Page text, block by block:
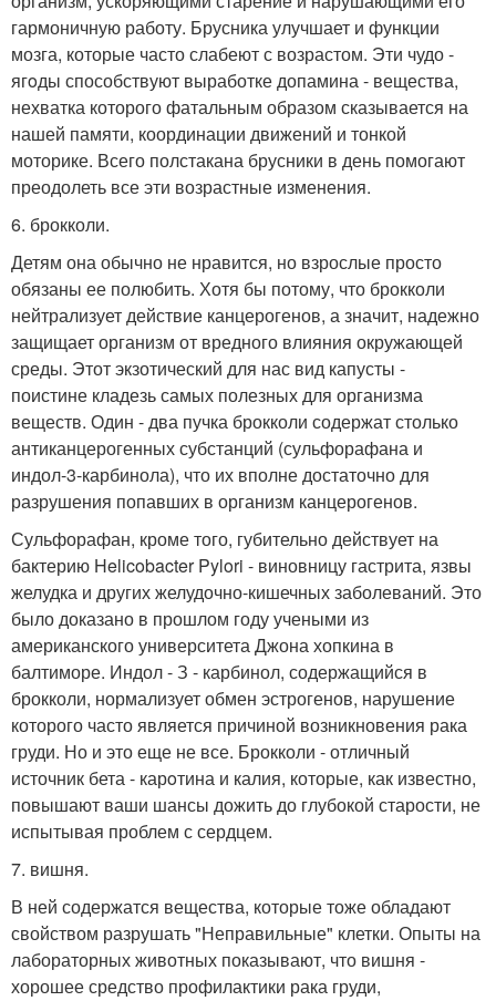
гармоничную работу. Брусника улучшает и функции
мозга, которые часто слабеют с возрастом. Эти чудо -
ягoды способствуют выработке допамина - вещества,
нехватка которого фатальным образом сказывается на
нашей памяти, координации движений и тонкой
моторике. Всего полстакана брусники в день помогают
преодолеть все эти возрастные изменения.
6. брокколи.
Детям она обычно не нравится, но взрослые просто
обязаны ее полюбить. Хотя бы потому, что брокколи
нейтрализует действие канцерогенов, а значит, надежно
защищает организм от вредного влияния окружающей
среды. Этот экзотический для нас вид капусты -
поистине кладезь самых полезных для организма
веществ. Один - два пучка брокколи содержат столько
антиканцерогенных субстанций (сульфорафана и
индол-3-карбинола), что их вполне достаточно для
разрушения попавших в организм канцерогенов.
Сульфорафан, кроме того, губительно действует на
бактерию Helicobacter Pylori - виновницу гастрита, язвы
желудка и других желудочно-кишечных заболеваний. Это
было доказано в прошлом году учеными из
американского университета Джона хопкина в
балтиморе. Индол - З - карбинол, содержащийся в
брокколи, нормализует обмен эстрогенов, нарушение
которого часто является причиной возникновения рака
груди. Но и это еще не все. Брокколи - отличный
источник бета - карoтина и калия, которые, как известно,
повышают ваши шансы дожить до глубокой старости, не
испытывая проблем с сердцем.
7. вишня.
В ней содержатся вещества, которые тоже обладают
свойством разрушать "Неправильные" клетки. Опыты на
лабораторных животных показывают, что вишня -
хорошее средство профилактики рака груди,